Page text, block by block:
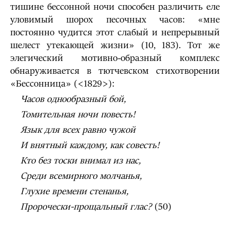
тишине бессонной ночи способен различить еле
уловимый шорох песочных часов: «мне
постоянно чудится этот слабый и непрерывный
шелест утекающей жизни» (10, 183). Тот же
элегический мотивно-образный комплекс
обнаруживается в тютчевском стихотворении
«Бессонница» (<1829>):
Часов однообразный бой,
Томительная ночи повесть!
Язык для всех равно чужой
И внятный каждому, как совесть!
Кто без тоски внимал из нас,
Среди всемирного молчанья,
Глухие времени стенанья,
Пророчески-прощальный глас?(50)